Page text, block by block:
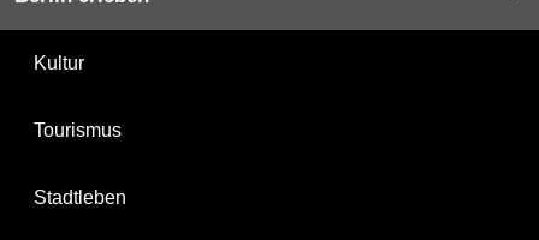
Kultur
Tourismus
Stadtleben